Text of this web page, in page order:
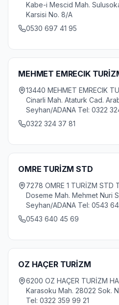
Kabe-i Mescid Mah.
Karsisi No. 8/A
0530 697 41 95
MEHMET EMRECIK
13440 MEHMET EMRECIK
Cinarli Mah. Ataturk Cad.
Seyhan/ADANA Tel: 0322
0322 324 37 81
OMRE TURİZM STD
7278 OMRE 1 TURİZM STD
Doseme Mah. Mehmet Nuri
Seyhan/ADANA Tel: 0543
0543 640 45 69
OZ HAÇER TURİZM
6200 OZ HAÇER TURİZM
Karasoku Mah. 28022 Sok.
Tel: 0322 359 99 21